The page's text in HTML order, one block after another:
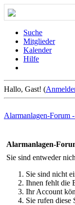
Suche
Mitglieder
Kalender
Hilfe
Hallo, Gast! (
Alarmanlagen-Forum
Alarmanlagen-
Sie sind entweder
Sie sind nicht
Ihnen fehlt die
Ihr Account
Sie rufen diese